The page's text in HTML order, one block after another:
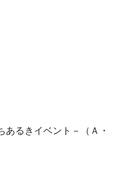
るきイベント－（Ａ・